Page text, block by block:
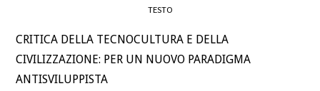
TESTO
CRITICA DELLA TECNOCULTURA E DELLA
CIVILIZZAZIONE: PER UN NUOVO PARADIGMA
ANTISVILUPPISTA